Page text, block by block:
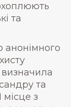
та
анонімного
визначила
та
місце з